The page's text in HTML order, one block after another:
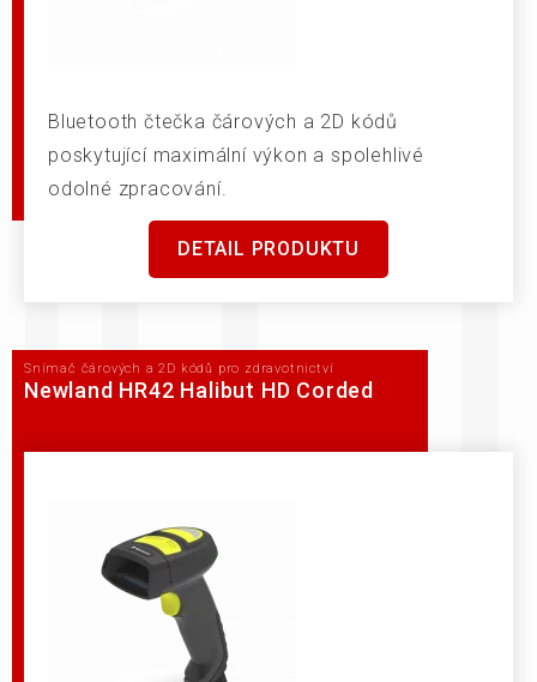
Bluetooth čtečka čárových a 2D kódů
poskytující maximální výkon a spolehlivé
odolné zpracování.
DETAIL PRODUKTU
Snímač čárových a 2D kódů pro zdravotnictví
Newland HR42 Halibut HD Corded